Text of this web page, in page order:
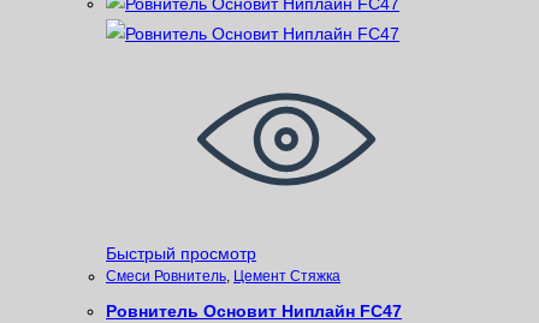
Быстрый просмотр
Смеси Ровнитель Цемент Стяжка
Ровнитель Основит Ниплайн FC47